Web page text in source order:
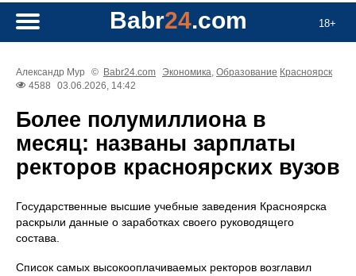
18+
Babr24.com
Александр Мур © Babr24.com Экономика, Образование Красноярск
4588
03.06.2026, 14:42
Более полумиллиона в
месяц: названы зарплаты
ректоров красноярских вузов
Государственные высшие учебные заведения Красноярска
раскрыли данные о заработках своего руководящего
состава.
Список самых высокооплачиваемых ректоров возглавил